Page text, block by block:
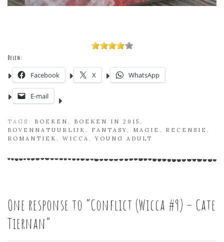
Delen:
Facebook X WhatsApp
E-mail
TAGS: BOEKEN , BOEKEN IN 2015 ,
BOVENNATUURLIJK , FANTASY, MAGIE , RECENSIE ,
ROMANTIEK , WICCA ,YOUNG ADULT
One response to “Conflict (Wicca #9) – Cate
Tiernan”